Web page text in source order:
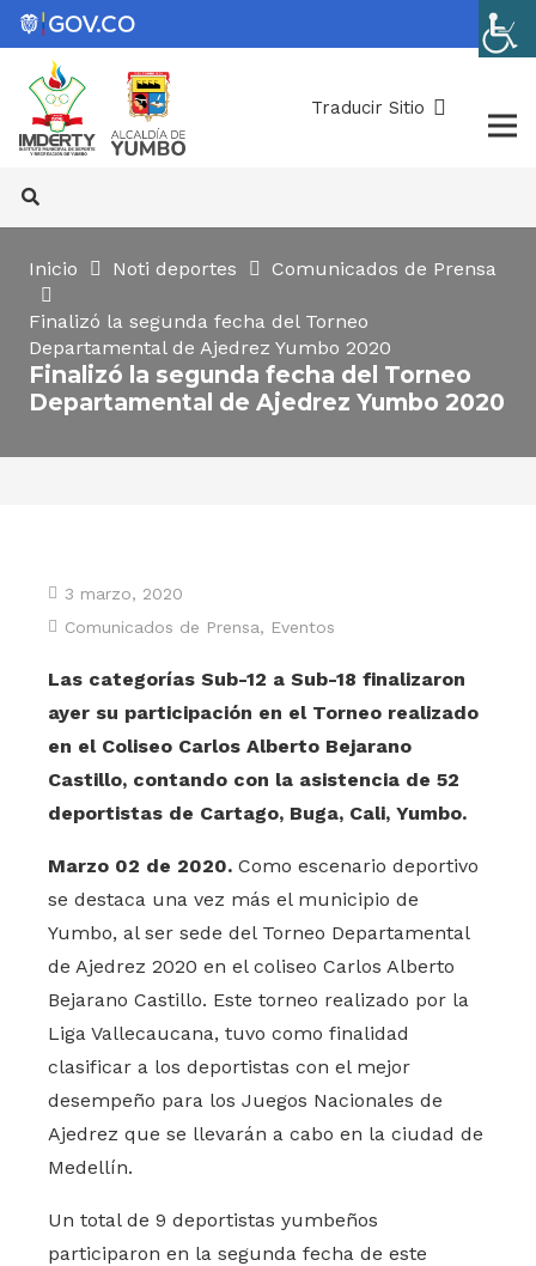
Traducir Sitio
Inicio Noti deportes Comunicados de Prensa
Finalizó la segunda fecha del Torneo
Departamental de Ajedrez Yumbo 2020
Finalizó la segunda fecha del Torneo
Departamental de Ajedrez Yumbo 2020
3 marzo, 2020
Comunicados de Prensa, Eventos
Las categorías Sub-12 a Sub-18 finalizaron
ayer su participación en el Torneo realizado
en el Coliseo Carlos Alberto Bejarano
Castillo, contando con la asistencia de 52
deportistas de Cartago, Buga, Cali, Yumbo.
Marzo 02 de 2020. Como escenario deportivo
se destaca una vez más el municipio de
Yumbo, al ser sede del Torneo Departamental
de Ajedrez 2020 en el coliseo Carlos Alberto
Bejarano Castillo. Este torneo realizado por la
Liga Vallecaucana, tuvo como finalidad
clasificar a los deportistas con el mejor
desempeño para los Juegos Nacionales de
Ajedrez que se llevarán a cabo en la ciudad de
Medellín.
Un total de 9 deportistas yumbeños
participaron en la segunda fecha de este